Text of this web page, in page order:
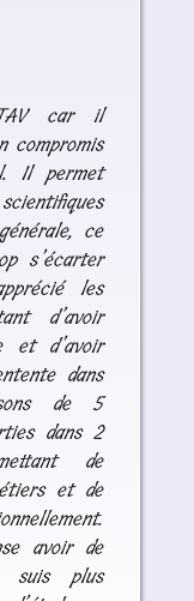
car il
compromis
Il permet
ce
s’écarter
les
d’avoir
et d’avoir
dans
de 5
dans 2
de
et de
avoir de
suis plus